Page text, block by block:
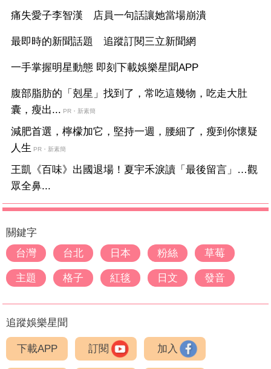
痛失愛子李智漢 店員一句話讓她當場崩潰
最即時的新聞話題 追蹤訂閱三立新聞網
一手掌握明星動態 即刻下載娛樂星聞APP
腹部脂肪的「剋星」找到了，常吃這幾物，吃走大肚
囊，瘦出... PR・新素簡
減肥首選，檸檬加它，堅持一週，腰細了，瘦到你懷疑
人生 PR・新素簡
王凱《百味》出國退場！夏宇禾淚讀「最後留言」…觀
眾全鼻...
關鍵字
台灣
台北 日本 粉絲 草莓
主題 格子 紅毯 日文 發音
追蹤娛樂星聞
下載APP 訂閱 加入